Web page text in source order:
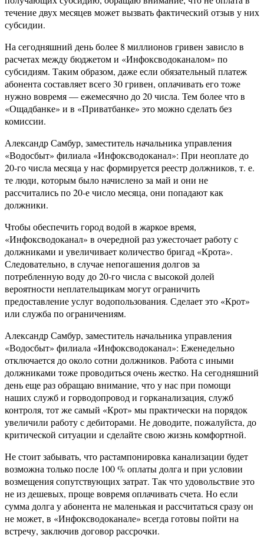
течение двух месяцев может вызвать фактический отзыв у них
субсидии.
На сегодняшний день более 8 миллионов гривен зависло в
расчетах между бюджетом и «Инфоксводоканалом» по
субсидиям. Таким образом, даже если обязательный платеж
абонента составляет всего 30 гривен, оплачивать его тоже
нужно вовремя — ежемесячно до 20 числа. Тем более что в
«Ощадбанке» и в «Приватбанке» это можно сделать без
комиссии.
Александр Самбур, заместитель начальника управления
«Водосбыт» филиала «Инфоксводоканал»: При неоплате до
20-го числа месяца у нас формируется реестр должников, т. е.
те люди, которым было начислено за май и они не
рассчитались по 20-е число месяца, они попадают как
должники.
Чтобы обеспечить город водой в жаркое время,
«Инфоксводоканал» в очередной раз ужесточает работу с
должниками и увеличивает количество бригад «Крота».
Следовательно, в случае непогашения долгов за
потребленную воду до 20-го числа с высокой долей
вероятности неплательщикам могут ограничить
предоставление услуг водопользования. Сделает это «Крот»
или служба по ограничениям.
Александр Самбур, заместитель начальника управления
«Водосбыт» филиала «Инфоксводоканал»: Еженедельно
отключается до около сотни должников. Работа с иными
должниками тоже проводиться очень жестко. На сегодняшний
день еще раз обращаю внимание, что у нас при помощи
наших служб и горводопровод и горканализация, служб
контроля, тот же самый «Крот» мы практически на порядок
увеличили работу с дебиторами. Не доводите, пожалуйста, до
критической ситуации и сделайте свою жизнь комфортной.
Не стоит забывать, что растампонировка канализации будет
возможна только после 100 % оплаты долга и при условии
возмещения сопутствующих затрат. Так что удовольствие это
не из дешевых, проще вовремя оплачивать счета. Но если
сумма долга у абонента не маленькая и рассчитаться сразу он
не может, в «Инфоксводоканале» всегда готовы пойти на
встречу, заключив договор рассрочки.